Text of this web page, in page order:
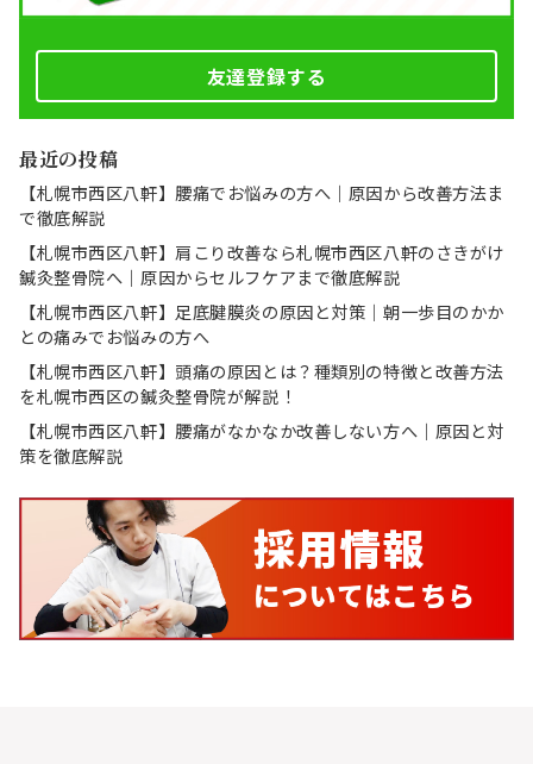
友達登録する
最近の投稿
【札幌市西区八軒】腰痛でお悩みの方へ｜原因から改善方法ま
で徹底解説
【札幌市西区八軒】肩こり改善なら札幌市西区八軒のさきがけ
鍼灸整骨院へ｜原因からセルフケアまで徹底解説
【札幌市西区八軒】足底腱膜炎の原因と対策｜朝一歩目のかか
との痛みでお悩みの方へ
【札幌市西区八軒】頭痛の原因とは？種類別の特徴と改善方法
を札幌市西区の鍼灸整骨院が解説！
【札幌市西区八軒】腰痛がなかなか改善しない方へ｜原因と対
策を徹底解説